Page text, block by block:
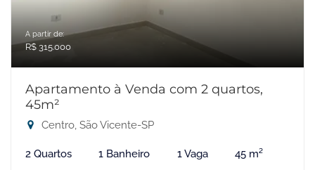
A partir de:
R$ 315.000
Apartamento à Venda com 2 quartos,
45m²
Centro, São Vicente-SP
2 Quartos 1 Banheiro 1 Vaga 45 m²